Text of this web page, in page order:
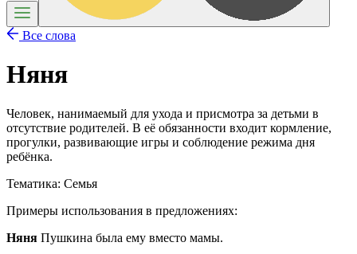
Все слова
Няня
Человек, нанимаемый для ухода и присмотра за детьми в
отсутствие родителей. В её обязанности входит кормление,
прогулки, развивающие игры и соблюдение режима дня
ребёнка.
Тематика: Семья
Примеры использования в предложениях:
Няня Пушкина была ему вместо мамы.